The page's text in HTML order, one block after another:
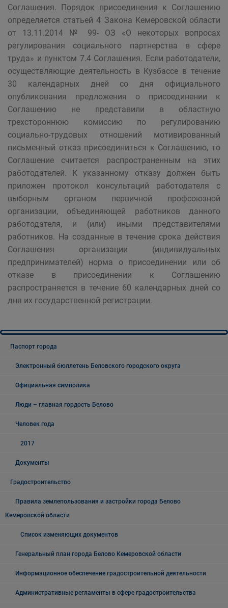
Соглашения. Порядок присоединения к Соглашению
определяется статьей 4 Закона Кемеровской области
от 13.11.2014 № 99- ОЗ «О некоторых вопросах
регулирования социального партнерства в сфере
труда» и пунктом 7.4 Соглашения. Если работодатели,
осуществляющие деятельность в Кузбассе в течение
30 календарных дней со дня официального
опубликования предложения о присоединении к
Соглашению не представили в областную
трехстороннюю комиссию по регулированию
социально-трудовых отношений мотивированный
письменный отказ присоединиться к Соглашению, то
Соглашение считается распространенным на этих
работодателей. К указанному отказу должен быть
приложен протокол консультаций работодателя с
выборным органом первичной профсоюзной
организации, объединяющей работников данного
работодателя, и (или) иными представителями
работников. На созданные в течение срока действия
Соглашения организации (индивидуальных
предпринимателей) норма о присоединении или об
отказе в присоединении к Соглашению
распространяется в течение 60 календарных дней со
дня их государственной регистрации.
Паспорт города
Электронный бюллетень Беловского городского округа
Официальная символика
Люди – главная гордость Белово
Человек года
2017
Документы
Градостроительство
Правила землепользования и застройки города Белово
Кемеровской области
Список изменяющих документов
Генеральный план города Белово Кемеровской области
Информационное обеспечение градостроительной деятельности
Административные регламенты в сфере градостроительства